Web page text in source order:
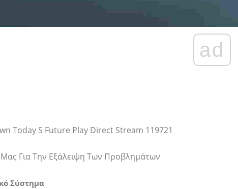
ad
Today S Future Play Direct Stream 119721
Για Την Εξάλειψη Των Προβλημάτων
Σύστημα